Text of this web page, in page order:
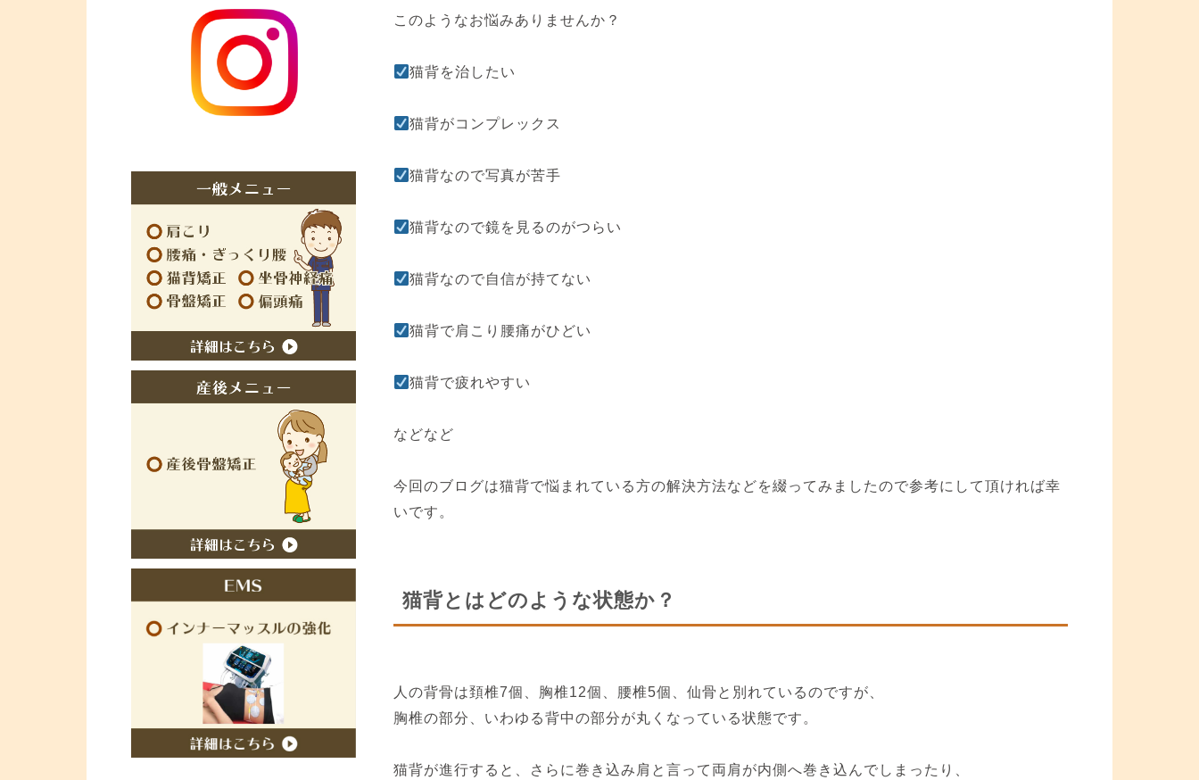
このようなお悩みありませんか？
猫背を治したい
猫背がコンプレックス
猫背なので写真が苦手
猫背なので鏡を見るのがつらい
猫背なので自信が持てない
猫背で肩こり腰痛がひどい
猫背で疲れやすい
などなど
今回のブログは猫背で悩まれている方の解決方法などを綴ってみましたので参考にして頂ければ幸
いです。
猫背とはどのような状態か？
人の背骨は頚椎7個、胸椎12個、腰椎5個、仙骨と別れているのですが、
胸椎の部分、いわゆる背中の部分が丸くなっている状態です。
猫背が進行すると、さらに巻き込み肩と言って両肩が内側へ巻き込んでしまったり、